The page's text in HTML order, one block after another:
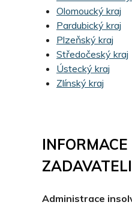
Olomoucký kraj
Pardubický kraj
Plzeňský kraj
Středočeský kraj
Ústecký kraj
Zlínský kraj
INFORMACE
ZADAVATELI
Administrace